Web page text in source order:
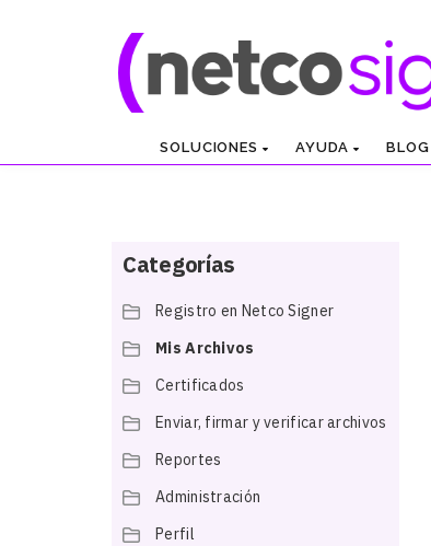
SOLUCIONES AYUDA BLOG
Categorías
Registro en Netco Signer
Mis Archivos
Certificados
Enviar, firmar y verificar archivos
Reportes
Administración
Perfil